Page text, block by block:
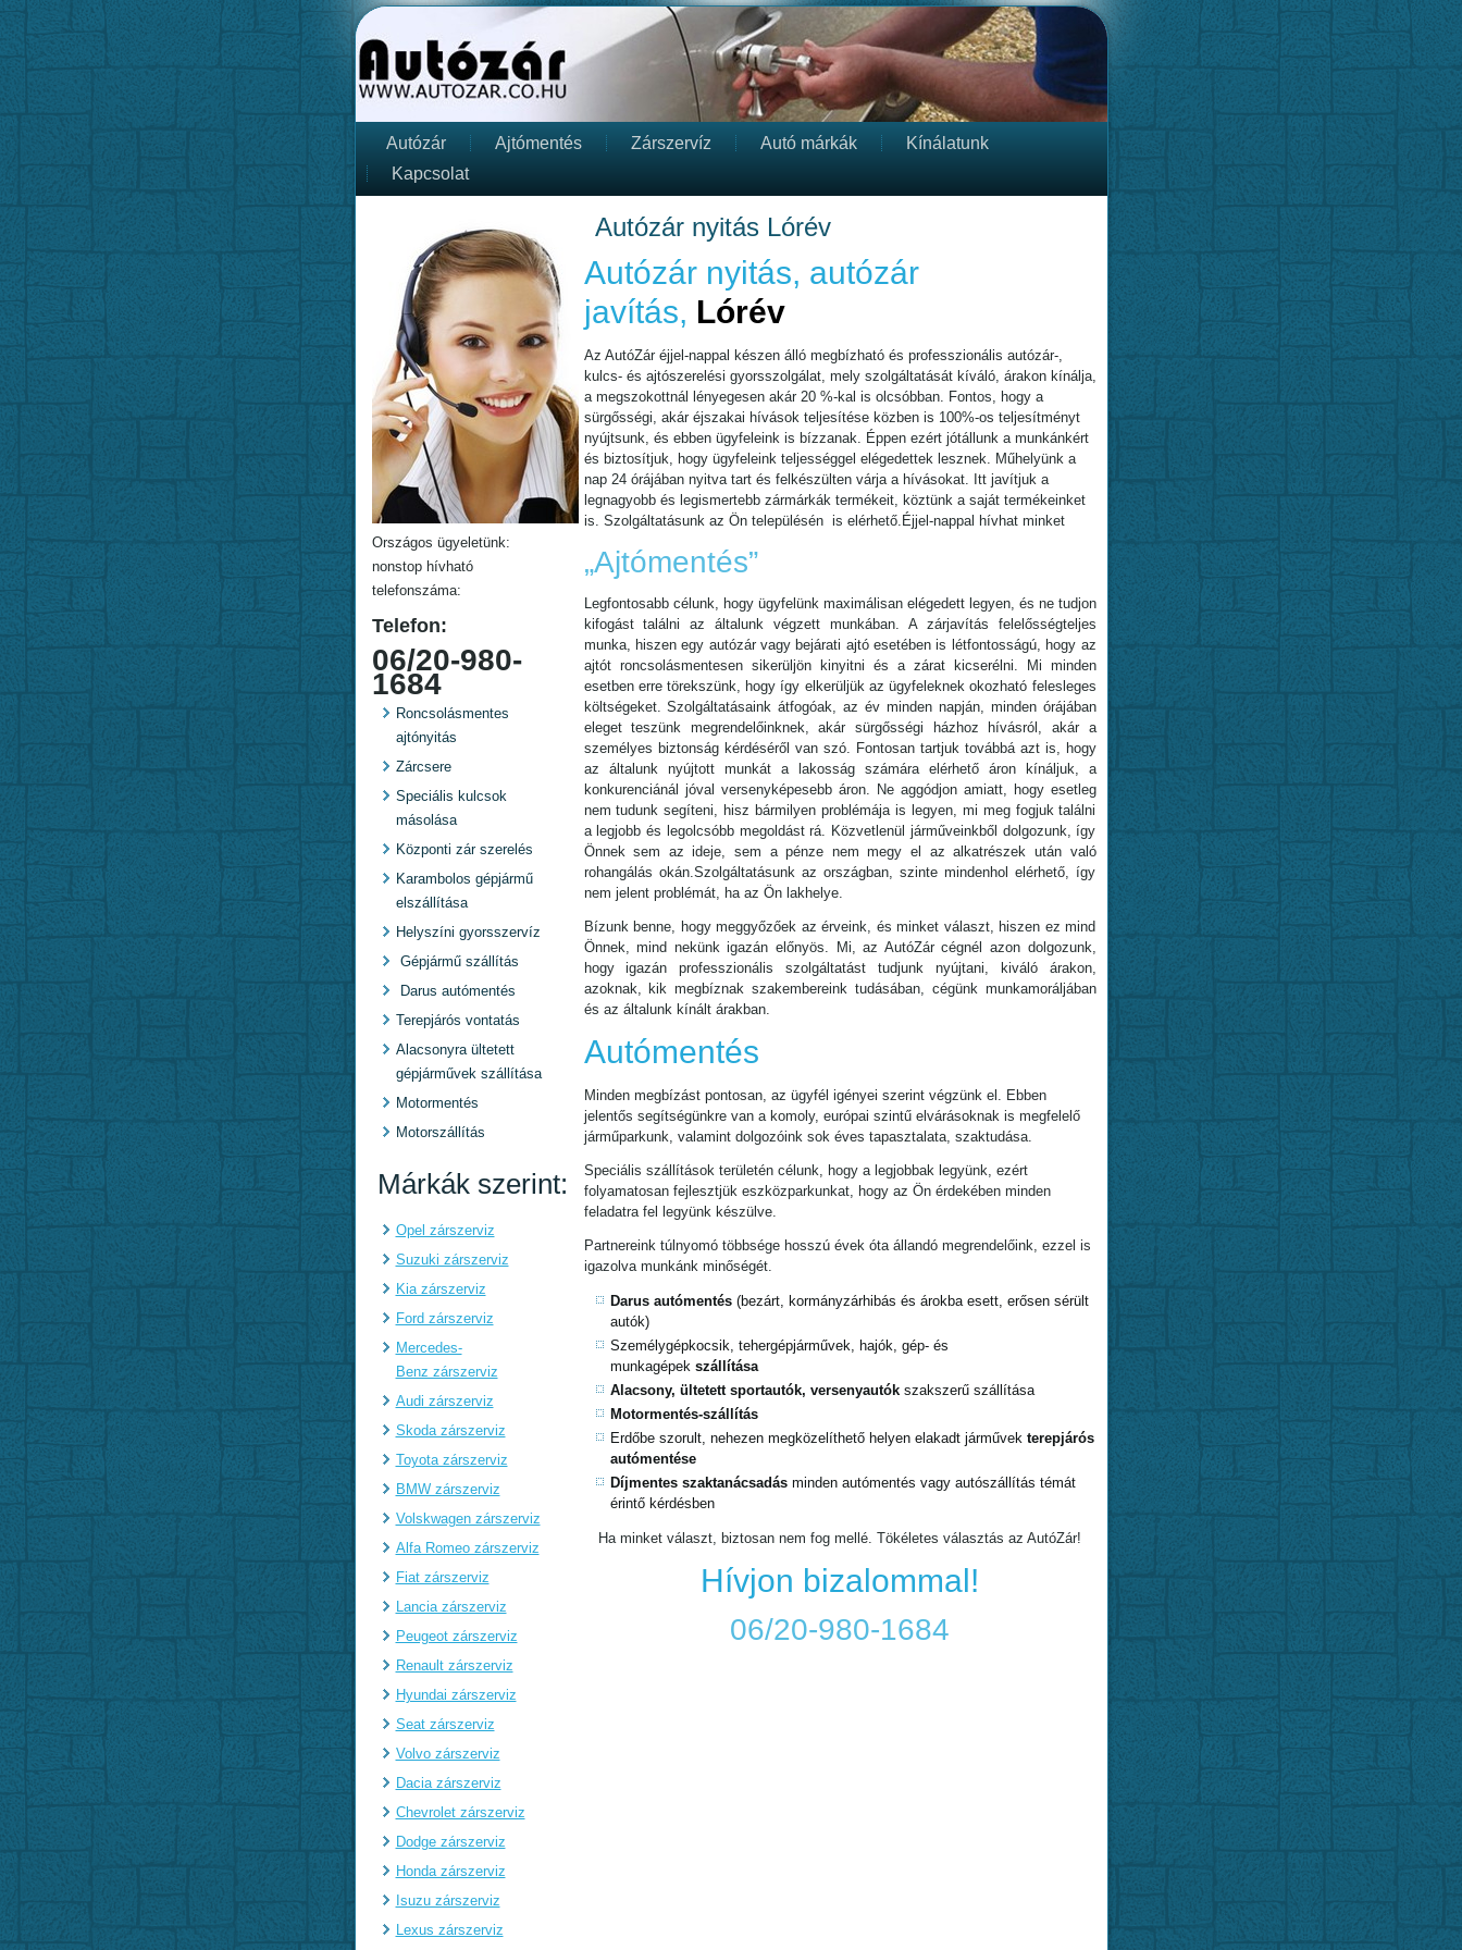
Autózár Ajtómentés Zárszervíz Autó márkák
Kínálatunk
Kapcsolat
Országos ügyeletünk:
nonstop hívható
telefonszáma:
Telefon:
06/20-980-
1684
Roncsolásmentes
ajtónyitás
Zárcsere
Speciális kulcsok
másolása
Központi zár szerelés
Karambolos gépjármű
elszállítása
Helyszíni gyorsszervíz
Gépjármű szállítás
Darus autómentés
Terepjárós vontatás
Alacsonyra ültetett
gépjárművek szállítása
Motormentés
Motorszállítás
Márkák szerint:
Opel zárszerviz
Suzuki zárszerviz
Kia zárszerviz
Ford zárszerviz
Mercedes-
Benz zárszerviz
Audi zárszerviz
Skoda zárszerviz
Toyota zárszerviz
BMW zárszerviz
Volskwagen zárszerviz
Alfa Romeo zárszerviz
Fiat zárszerviz
Lancia zárszerviz
Peugeot zárszerviz
Renault zárszerviz
Hyundai zárszerviz
Seat zárszerviz
Volvo zárszerviz
Dacia zárszerviz
Chevrolet zárszerviz
Dodge zárszerviz
Honda zárszerviz
Isuzu zárszerviz
Lexus zárszerviz
Autózár nyitás Lórév
Autózár nyitás, autózár
javítás, Lórév
Az AutóZár éjjel-nappal készen álló megbízható és professzionális autózár-,
kulcs- és ajtószerelési gyorsszolgálat, mely szolgáltatását kíváló, árakon kínálja,
a megszokottnál lényegesen akár 20 %-kal is olcsóbban. Fontos, hogy a
sürgősségi, akár éjszakai hívások teljesítése közben is 100%-os teljesítményt
nyújtsunk, és ebben ügyfeleink is bízzanak. Éppen ezért jótállunk a munkánkért
és biztosítjuk, hogy ügyfeleink teljességgel elégedettek lesznek. Műhelyünk a
nap 24 órájában nyitva tart és felkészülten várja a hívásokat. Itt javítjuk a
legnagyobb és legismertebb zármárkák termékeit, köztünk a saját termékeinket
is. Szolgáltatásunk az Ön településén is elérhető.Éjjel-nappal hívhat minket
„Ajtómentés”
Legfontosabb célunk, hogy ügyfelünk maximálisan elégedett legyen, és ne tudjon
kifogást találni az általunk végzett munkában. A zárjavítás felelősségteljes
munka, hiszen egy autózár vagy bejárati ajtó esetében is létfontosságú, hogy az
ajtót roncsolásmentesen sikerüljön kinyitni és a zárat kicserélni. Mi minden
esetben erre törekszünk, hogy így elkerüljük az ügyfeleknek okozható felesleges
költségeket. Szolgáltatásaink átfogóak, az év minden napján, minden órájában
eleget teszünk megrendelőinknek, akár sürgősségi házhoz hívásról, akár a
személyes biztonság kérdéséről van szó. Fontosan tartjuk továbbá azt is, hogy
az általunk nyújtott munkát a lakosság számára elérhető áron kínáljuk, a
konkurenciánál jóval versenyképesebb áron. Ne aggódjon amiatt, hogy esetleg
nem tudunk segíteni, hisz bármilyen problémája is legyen, mi meg fogjuk találni
a legjobb és legolcsóbb megoldást rá. Közvetlenül járműveinkből dolgozunk, így
Önnek sem az ideje, sem a pénze nem megy el az alkatrészek után való
rohangálás okán.Szolgáltatásunk az országban, szinte mindenhol elérhető, így
nem jelent problémát, ha az Ön lakhelye.
Bízunk benne, hogy meggyőzőek az érveink, és minket választ, hiszen ez mind
Önnek, mind nekünk igazán előnyös. Mi, az AutóZár cégnél azon dolgozunk,
hogy igazán professzionális szolgáltatást tudjunk nyújtani, kiváló árakon,
azoknak, kik megbíznak szakembereink tudásában, cégünk munkamoráljában
és az általunk kínált árakban.
Autómentés
Minden megbízást pontosan, az ügyfél igényei szerint végzünk el. Ebben
jelentős segítségünkre van a komoly, európai szintű elvárásoknak is megfelelő
járműparkunk, valamint dolgozóink sok éves tapasztalata, szaktudása.
Speciális szállítások területén célunk, hogy a legjobbak legyünk, ezért
folyamatosan fejlesztjük eszközparkunkat, hogy az Ön érdekében minden
feladatra fel legyünk készülve.
Partnereink túlnyomó többsége hosszú évek óta állandó megrendelőink, ezzel is
igazolva munkánk minőségét.
Darus autómentés (bezárt, kormányzárhibás és árokba esett, erősen sérült
autók)
Személygépkocsik, tehergépjárművek, hajók, gép- és
munkagépek szállítása
Alacsony, ültetett sportautók, versenyautók szakszerű szállítása
Motormentés-szállítás
Erdőbe szorult, nehezen megközelíthető helyen elakadt járművek terepjárós
autómentése
Díjmentes szaktanácsadás minden autómentés vagy autószállítás témát
érintő kérdésben
Ha minket választ, biztosan nem fog mellé. Tökéletes választás az AutóZár!
Hívjon bizalommal!
06/20-980-1684